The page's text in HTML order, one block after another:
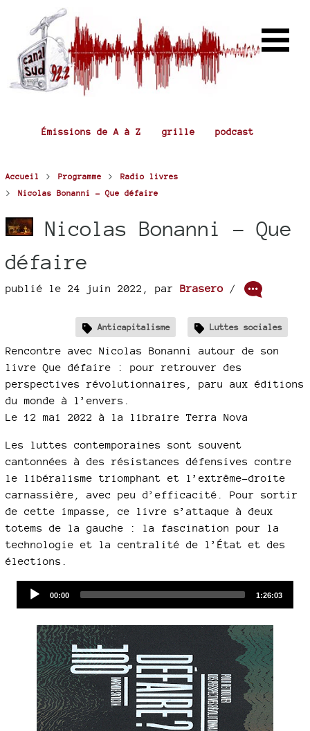
Émissions de A à Z grille podcast
Accueil > Programme > Radio livres
> Nicolas Bonanni - Que défaire
Nicolas Bonanni - Que
défaire
publié le 24 juin 2022 par Brasero /
Anticapitalisme Luttes sociales
Rencontre avec Nicolas Bonanni autour de son
livre Que défaire : pour retrouver des
perspectives révolutionnaires, paru aux éditions
du monde à l’envers.
Le 12 mai 2022 à la libraire Terra Nova
Les luttes contemporaines sont souvent
cantonnées à des résistances défensives contre
le libéralisme triomphant et l’extrême-droite
carnassière, avec peu d’efficacité. Pour sortir
de cette impasse, ce livre s’attaque à deux
totems de la gauche : la fascination pour la
technologie et la centralité de l’État et des
élections.
Current
00:00
Total
1:26:03